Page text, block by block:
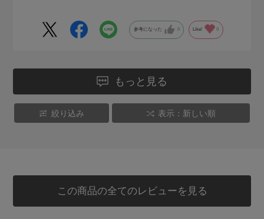
参考になった 0 Like! 0
もっと見る
絞り込み 表示：新しい順
この商品の全てのレビューを見る